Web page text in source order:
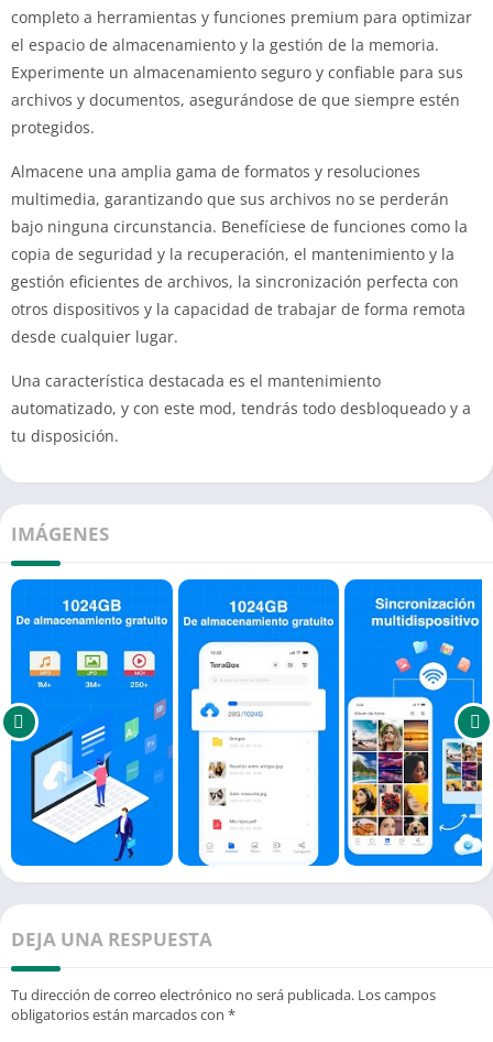
completo a herramientas y funciones premium para optimizar
el espacio de almacenamiento y la gestión de la memoria.
Experimente un almacenamiento seguro y confiable para sus
archivos y documentos, asegurándose de que siempre estén
protegidos.
Almacene una amplia gama de formatos y resoluciones
multimedia, garantizando que sus archivos no se perderán
bajo ninguna circunstancia. Benefíciese de funciones como la
copia de seguridad y la recuperación, el mantenimiento y la
gestión eficientes de archivos, la sincronización perfecta con
otros dispositivos y la capacidad de trabajar de forma remota
desde cualquier lugar.
Una característica destacada es el mantenimiento
automatizado, y con este mod, tendrás todo desbloqueado y a
tu disposición.
IMÁGENES
DEJA UNA RESPUESTA
Tu dirección de correo electrónico no será publicada. Los campos
obligatorios están marcados con *